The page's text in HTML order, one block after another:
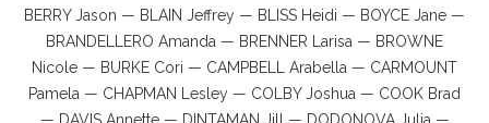
BERRY Jason — BLAIN Jeffrey — BLISS Heidi — BOYCE Jane —
BRANDELLERO Amanda — BRENNER Larisa — BROWNE
Nicole — BURKE Cori — CAMPBELL Arabella — CARMOUNT
Pamela — CHAPMAN Lesley — COLBY Joshua — COOK Brad